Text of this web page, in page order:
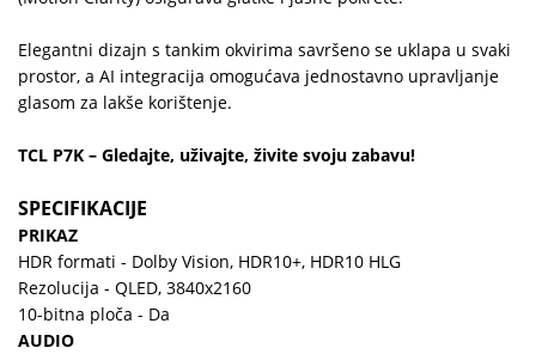
Elegantni dizajn s tankim okvirima savršeno se uklapa u svaki
prostor, a AI integracija omogućava jednostavno upravljanje
glasom za lakše korištenje.
TCL P7K – Gledajte, uživajte, živite svoju zabavu!
SPECIFIKACIJE
PRIKAZ
HDR formati - Dolby Vision, HDR10+, HDR10 HLG
Rezolucija - QLED, 3840x2160
10-bitna ploča - Da
AUDIO